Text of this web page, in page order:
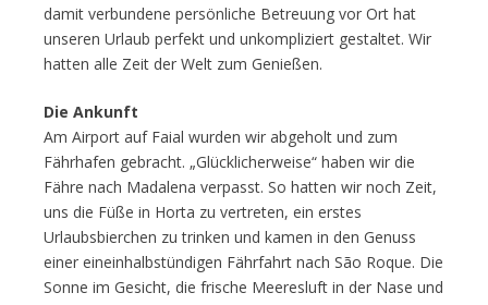
damit verbundene persönliche Betreuung vor Ort hat
unseren Urlaub perfekt und unkompliziert gestaltet. Wir
hatten alle Zeit der Welt zum Genießen.
Die Ankunft
Am Airport auf Faial wurden wir abgeholt und zum
Fährhafen gebracht. „Glücklicherweise“ haben wir die
Fähre nach Madalena verpasst. So hatten wir noch Zeit,
uns die Füße in Horta zu vertreten, ein erstes
Urlaubsbierchen zu trinken und kamen in den Genuss
einer eineinhalbstündigen Fährfahrt nach São Roque. Die
Sonne im Gesicht, die frische Meeresluft in der Nase und